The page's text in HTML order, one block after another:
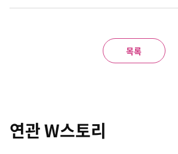
목록
연관 W스토리